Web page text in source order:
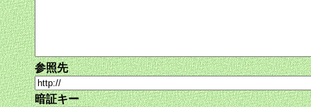
参照先
暗証キー